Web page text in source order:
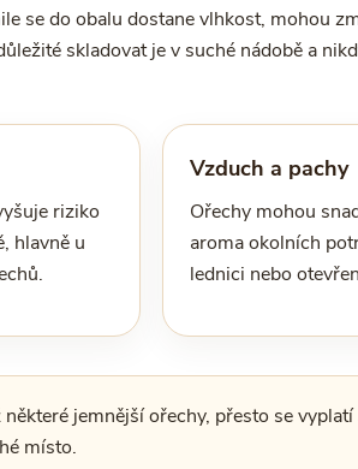
se do obalu dostane vlhkost, mohou
skladovat je v suché nádobě a
riziko
hlavně u
Vzduch a pachy
Ořechy mohou
aroma okolních
lednici nebo
jemnější ořechy, přesto se
místo.